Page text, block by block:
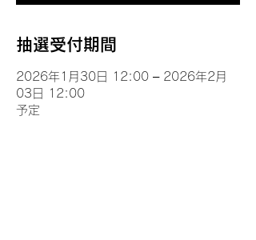
抽選受付期間
2026年1月30日 12:00 – 2026年2月
03日 12:00
予定